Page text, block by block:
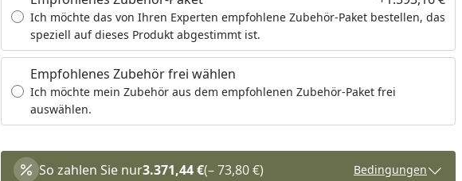
Ich möchte das von Ihren Experten empfohlene Zubehör-Paket bestellen, das
speziell auf dieses Produkt abgestimmt ist.
Empfohlenes Zubehör frei wählen
Ich möchte mein Zubehör aus dem empfohlenen Zubehör-Paket frei
auswählen.
So zahlen Sie nur3.371,44 €(– 73,80 €) Bedingungen